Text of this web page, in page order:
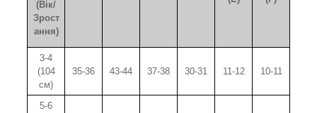
(Вік/
Зрост
ання)
3-4
(104
см)
35-36 43-44 37-38 30-31 11-12 10-11
5-6